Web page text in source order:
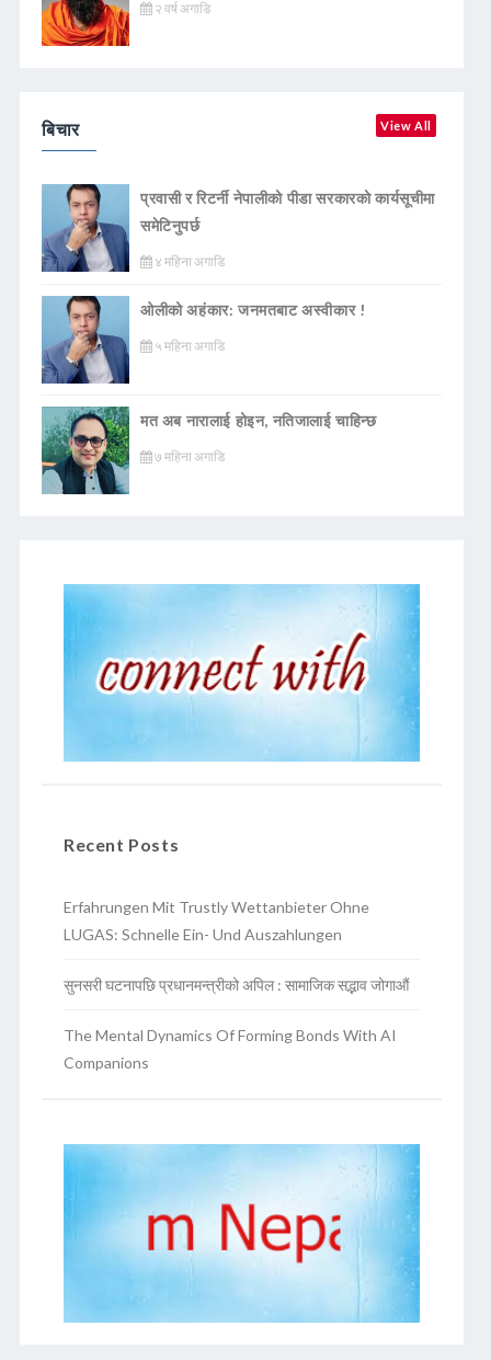
२ वर्ष अगाडि
बिचार View All
प्रवासी र रिटर्नी नेपालीको पीडा सरकारको कार्यसूचीमा
समेटिनुपर्छ
४ महिना अगाडि
ओलीको अहंकार: जनमतबाट अस्वीकार !
५ महिना अगाडि
मत अब नारालाई होइन, नतिजालाई चाहिन्छ
७ महिना अगाडि
Recent Posts
Erfahrungen Mit Trustly Wettanbieter Ohne
LUGAS: Schnelle Ein- Und Auszahlungen
सुनसरी घटनापछि प्रधानमन्त्रीको अपिल : सामाजिक सद्भाव जोगाऔं
The Mental Dynamics Of Forming Bonds With AI
Companions